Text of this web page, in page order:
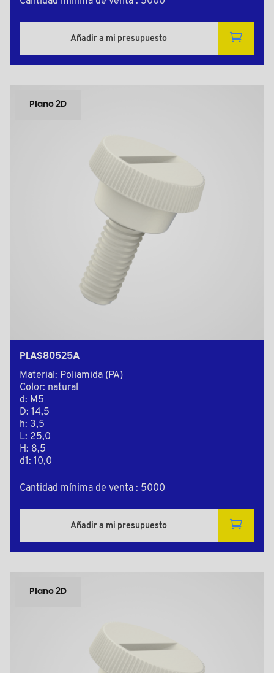
Añadir a mi presupuesto
Plano 2D
PLAS80525A
Material: Poliamida (PA)
Color: natural
d: M5
D: 14,5
h: 3,5
L: 25,0
H: 8,5
d1: 10,0
Cantidad mínima de venta : 5000
Añadir a mi presupuesto
Plano 2D